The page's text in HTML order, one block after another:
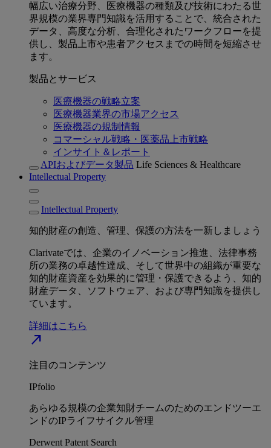
幅広い治療分野、医療機器の種類及び技術にわたる世
界規模の業界専門知識を活用することで、統合された
データ、高度な分析、合理化されたワークフローを提
供し、製品上市や患者アクセスまでの時間を短縮させ
ます。
製品とサービス
医療機器の戦略立案
医療機器業界の市場アクセス
医療機器の規制情報
コマーシャル戦略・医薬品上市戦略
インサイト＆レポート
APIおよびデータ製品 Life Sciences & Healthcare
Intellectual Property
Intellectual Property
知的財産の創造、管理、保護の方法を一新しましょう
Clarivateでは、企業のイノベーション推進、法律事務
所の業務の卓越性達成、そして世界中の組織が重要な
知的財産資産を効果的に管理・保護できるよう、知的
財産データ、ソフトウェア、および専門知識を提供し
ています。
詳細はこちら
north_east
注目のコンテンツ
IPfolio
あらゆる規模の企業知財チームのためのエンドツーエ
ンドのIPライフサイクル管理
Derwent Patent Search